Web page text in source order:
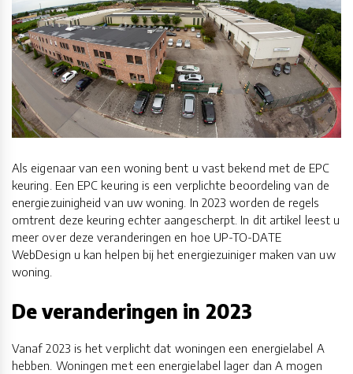
Als eigenaar van een woning bent u vast bekend met de EPC
keuring. Een EPC keuring is een verplichte beoordeling van de
energiezuinigheid van uw woning. In 2023 worden de regels
omtrent deze keuring echter aangescherpt. In dit artikel leest u
meer over deze veranderingen en hoe UP-TO-DATE
WebDesign u kan helpen bij het energiezuiniger maken van uw
woning.
De veranderingen in 2023
Vanaf 2023 is het verplicht dat woningen een energielabel A
hebben. Woningen met een energielabel lager dan A mogen